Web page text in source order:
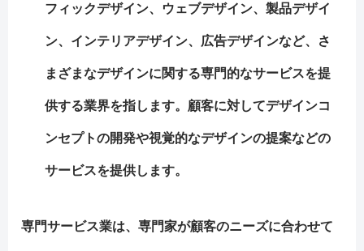
フィックデザイン、ウェブデザイン、製品デザイ
ン、インテリアデザイン、広告デザインなど、さ
まざまなデザインに関する専門的なサービスを提
供する業界を指します。顧客に対してデザインコ
ンセプトの開発や視覚的なデザインの提案などの
サービスを提供します。
専門サービス業は、専門家が顧客のニーズに合わせて